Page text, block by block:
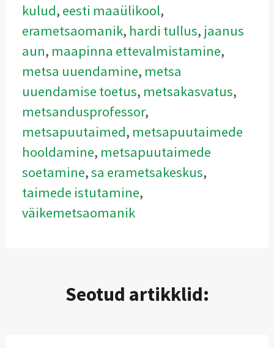
kulud, eesti maaülikool,
erametsaomanik, hardi tullus, jaanus
aun, maapinna ettevalmistamine,
metsa uuendamine, metsa
uuendamise toetus, metsakasvatus,
metsandusprofessor,
metsapuutaimed, metsapuutaimede
hooldamine, metsapuutaimede
soetamine,sa erametsakeskus,
taimede istutamine,
väikemetsaomanik
Seotud artikklid: